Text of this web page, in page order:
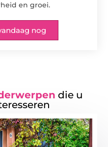
en groei.
nog
die u